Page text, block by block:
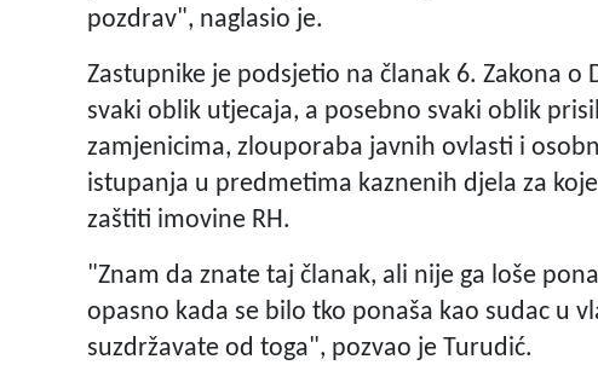
pozdrav", naglasio je.
Zastupnike je podsjetio na članak 6. Zakona o
svaki oblik utjecaja, a posebno svaki oblik
zamjenicima, zlouporaba javnih ovlasti i
istupanja u predmetima kaznenih djela za
zaštiti imovine RH.
"Znam da znate taj članak, ali nije ga loše
opasno kada se bilo tko ponaša kao sudac u
suzdržavate od toga", pozvao je Turudić.